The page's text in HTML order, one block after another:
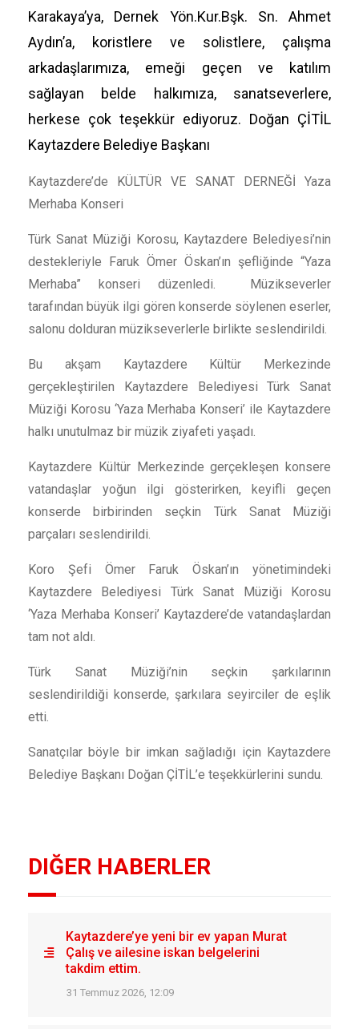
Karakaya’ya, Dernek Yön.Kur.Bşk. Sn. Ahmet
Aydın’a, koristlere ve solistlere, çalışma
arkadaşlarımıza, emeği geçen ve katılım
sağlayan belde halkımıza, sanatseverlere,
herkese çok teşekkür ediyoruz. Doğan ÇİTİL
Kaytazdere Belediye Başkanı
Kaytazdere’de KÜLTÜR VE SANAT DERNEĞİ Yaza
Merhaba Konseri
Türk Sanat Müziği Korosu, Kaytazdere Belediyesi’nin
destekleriyle Faruk Ömer Öskan’ın şefliğinde “Yaza
Merhaba” konseri düzenledi. Müzikseverler
tarafından büyük ilgi gören konserde söylenen eserler,
salonu dolduran müzikseverlerle birlikte seslendirildi.
Bu akşam Kaytazdere Kültür Merkezinde
gerçekleştirilen Kaytazdere Belediyesi Türk Sanat
Müziği Korosu ‘Yaza Merhaba Konseri’ ile Kaytazdere
halkı unutulmaz bir müzik ziyafeti yaşadı.
Kaytazdere Kültür Merkezinde gerçekleşen konsere
vatandaşlar yoğun ilgi gösterirken, keyifli geçen
konserde birbirinden seçkin Türk Sanat Müziği
parçaları seslendirildi.
Koro Şefi Ömer Faruk Öskan’ın yönetimindeki
Kaytazdere Belediyesi Türk Sanat Müziği Korosu
‘Yaza Merhaba Konseri’ Kaytazdere’de vatandaşlardan
tam not aldı.
Türk Sanat Müziği’nin seçkin şarkılarının
seslendirildiği konserde, şarkılara seyirciler de eşlik
etti.
Sanatçılar böyle bir imkan sağladığı için Kaytazdere
Belediye Başkanı Doğan ÇİTİL’e teşekkürlerini sundu.
DIĞER HABERLER
Kaytazdere’ye yeni bir ev yapan Murat
Çalış ve ailesine iskan belgelerini
takdim ettim.
31 Temmuz 2026, 12:09